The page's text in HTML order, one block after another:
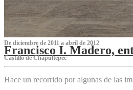
De diciembre de 2011 a abril de 2012
Francisco I. Madero,
Castillo de Chapultepec
Hace un recorrido por algunas de las